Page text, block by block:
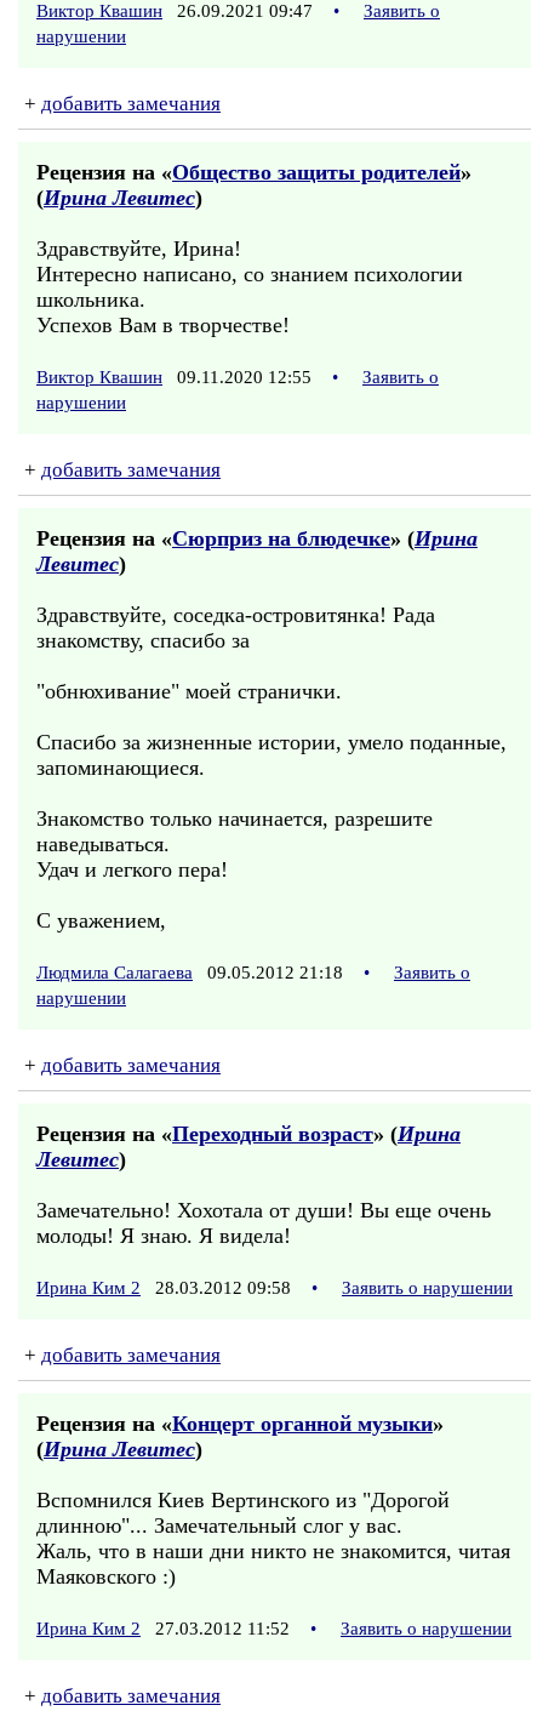
Виктор Квашин 26.09.2021 09:47 •
Заявить о
нарушении
+ добавить замечания
Рецензия на «Общество защиты родителей»
(Ирина Левитес)
Здравствуйте, Ирина!
Интересно написано, со знанием психологии
школьника.
Успехов Вам в творчестве!
Виктор Квашин 09.11.2020 12:55 •
Заявить о
нарушении
+ добавить замечания
Рецензия на «Сюрприз на блюдечке» (Ирина
Левитес)
Здравствуйте, соседка-островитянка! Рада
знакомству, спасибо за
"обнюхивание" моей странички.
Спасибо за жизненные истории, умело поданные,
запоминающиеся.
Знакомство только начинается, разрешите
наведываться.
Удач и легкого пера!
С уважением,
Людмила Салагаева 09.05.2012 21:18 •
Заявить о
нарушении
+ добавить замечания
Рецензия на «Переходный возраст» (Ирина
Левитес)
Замечательно! Хохотала от души! Вы еще очень
молоды! Я знаю. Я видела!
Ирина Ким 2 28.03.2012 09:58 • Заявить о нарушении
+ добавить замечания
Рецензия на «Концерт органной музыки»
(Ирина Левитес)
Вспомнился Киев Вертинского из "Дорогой
длинною"... Замечательный слог у вас.
Жаль, что в наши дни никто не знакомится, читая
Маяковского :)
Ирина Ким 2 27.03.2012 11:52 • Заявить о нарушении
+ добавить замечания